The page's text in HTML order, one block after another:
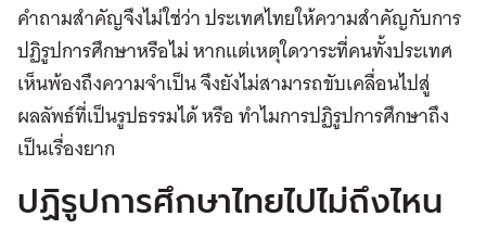
คำถามสำคัญจึงไม่ใช่ว่า ประเทศไทยให้ความสำคัญกับการ
ปฏิรูปการศึกษาหรือไม่ หากแต่เหตุใดวาระที่คนทั้งประเทศ
เห็นพ้องถึงความจำเป็น จึงยังไม่สามารถขับเคลื่อนไปสู่
ผลลัพธ์ที่เป็นรูปธรรมได้ หรือ ทำไมการปฏิรูปการศึกษาถึง
เป็นเรื่องยาก
ปฏิรูปการศึกษาไทยไปไม่ถึงไหน